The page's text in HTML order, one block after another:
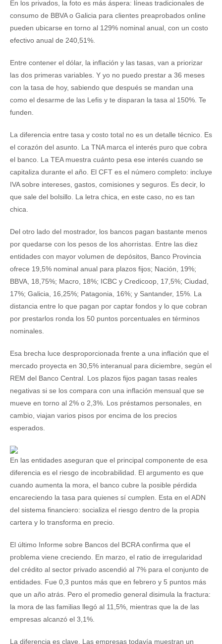
En los privados, la foto es más áspera: líneas tradicionales de
consumo de BBVA o Galicia para clientes preaprobados online
pueden ubicarse en torno al 129% nominal anual, con un costo
efectivo anual de 240,51%.
Entre contener el dólar, la inflación y las tasas, van a priorizar
las dos primeras variables. Y yo no puedo prestar a 36 meses
con la tasa de hoy, sabiendo que después se mandan una
como el desarme de las Lefis y te disparan la tasa al 150%. Te
funden.
La diferencia entre tasa y costo total no es un detalle técnico. Es
el corazón del asunto. La TNA marca el interés puro que cobra
el banco. La TEA muestra cuánto pesa ese interés cuando se
capitaliza durante el año. El CFT es el número completo: incluye
IVA sobre intereses, gastos, comisiones y seguros. Es decir, lo
que sale del bolsillo. La letra chica, en este caso, no es tan
chica.
Del otro lado del mostrador, los bancos pagan bastante menos
por quedarse con los pesos de los ahorristas. Entre las diez
entidades con mayor volumen de depósitos, Banco Provincia
ofrece 19,5% nominal anual para plazos fijos; Nación, 19%;
BBVA, 18,75%; Macro, 18%; ICBC y Credicoop, 17,5%; Ciudad,
17%; Galicia, 16,25%; Patagonia, 16%; y Santander, 15%. La
distancia entre lo que pagan por captar fondos y lo que cobran
por prestarlos ronda los 50 puntos porcentuales en términos
nominales.
Esa brecha luce desproporcionada frente a una inflación que el
mercado proyecta en 30,5% interanual para diciembre, según el
REM del Banco Central. Los plazos fijos pagan tasas reales
negativas si se los compara con una inflación mensual que se
mueve en torno al 2% o 2,3%. Los préstamos personales, en
cambio, viajan varios pisos por encima de los precios
esperados.
En las entidades aseguran que el principal componente de esa
diferencia es el riesgo de incobrabilidad. El argumento es que
cuando aumenta la mora, el banco cubre la posible pérdida
encareciendo la tasa para quienes sí cumplen. Esta en el ADN
del sistema financiero: socializa el riesgo dentro de la propia
cartera y lo transforma en precio.
El último Informe sobre Bancos del BCRA confirma que el
problema viene creciendo. En marzo, el ratio de irregularidad
del crédito al sector privado ascendió al 7% para el conjunto de
entidades. Fue 0,3 puntos más que en febrero y 5 puntos más
que un año atrás. Pero el promedio general disimula la fractura:
la mora de las familias llegó al 11,5%, mientras que la de las
empresas alcanzó el 3,1%.
La diferencia es clave. Las empresas todavía muestran un